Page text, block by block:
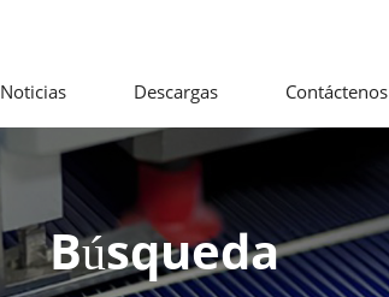
Noticias Descargas Contáctenos
Búsqueda